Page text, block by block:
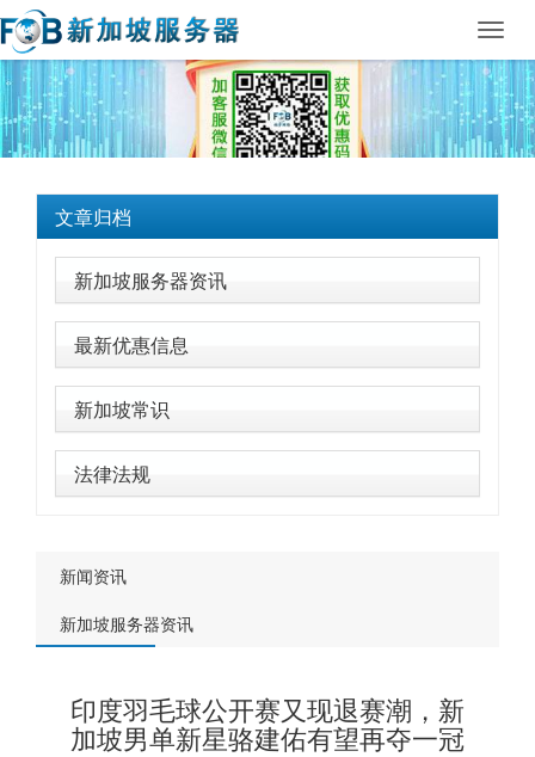
文章归档
新加坡服务器资讯
最新优惠信息
新加坡常识
法律法规
新闻资讯
新加坡服务器资讯
印度羽毛球公开赛又现退赛潮，新
加坡男单新星骆建佑有望再夺一冠